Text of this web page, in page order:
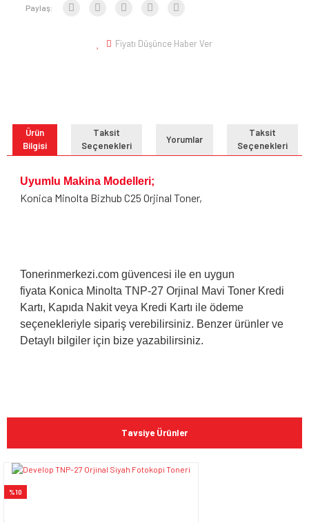
Paylaş:
Fiyatı Düşünce Haber Ver
Ürün
Bilgisi
Taksit
Seçenekleri
Yorumlar
Taksit
Seçenekleri
Uyumlu Makina Modelleri;
Konica Minolta Bizhub C25 Orjinal Toner,
Tonerinmerkezi.com güvencesi ile en uygun
fiyata Konica Minolta TNP-27 Orjinal Mavi Toner Kredi
Kartı, Kapıda Nakit veya Kredi Kartı ile ödeme
seçenekleriyle sipariş verebilirsiniz. Benzer ürünler ve
Detaylı bilgiler için bize yazabilirsiniz.
Bu ürüne ilk yorumu siz yapın!
Yorum Yaz
konularda yetersiz gördüğünüz noktaları öneri formunu
kullanarak tarafımıza iletebilirsiniz.
Tavsiye Ürünler
%10